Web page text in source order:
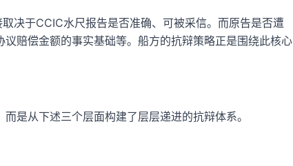
决于CCIC水尺报告是否准确、可被采信。而原告是否遭
赔偿金额的事实基础等。船方的抗辩策略正是围绕此核心
是从下述三个层面构建了层层递进的抗辩体系。